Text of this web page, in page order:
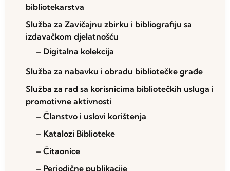
bibliotekarstva
Služba za Zavičajnu zbirku i bibliografiju sa
izdavačkom djelatnošću
– Digitalna kolekcija
Služba za nabavku i obradu bibliotečke građe
Služba za rad sa korisnicima bibliotečkih usluga i
promotivne aktivnosti
– Članstvo i uslovi korištenja
– Katalozi Biblioteke
– Čitaonice
– Periodične publikacije